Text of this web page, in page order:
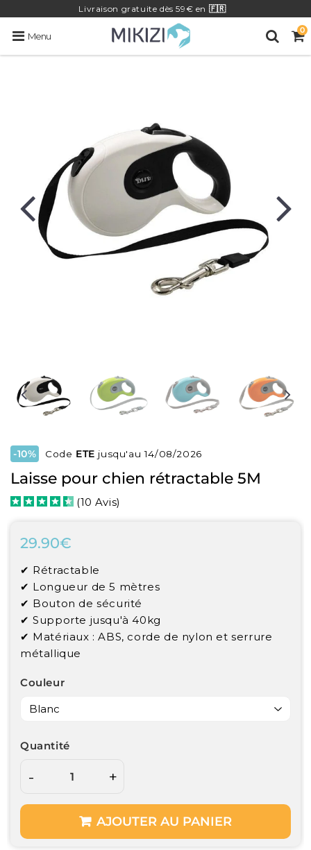
Livraison gratuite dès 59€ en 🇫🇷
Menu
0
-10% Code ETE jusqu'au 14/08/2026
Laisse pour chien rétractable 5M
(10 Avis)
29.90€
price
✔ Rétractable
✔ Longueur de 5 mètres
✔ Bouton de sécurité
✔Supporte jusqu'à 40kg
✔ Matériaux : ABS, corde de nylon et serrure
métallique
Couleur
Quantité
- +
AJOUTER AU PANIER